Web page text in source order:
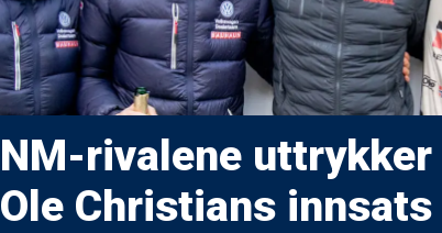
NM-rivalene
Ole Christians innsats